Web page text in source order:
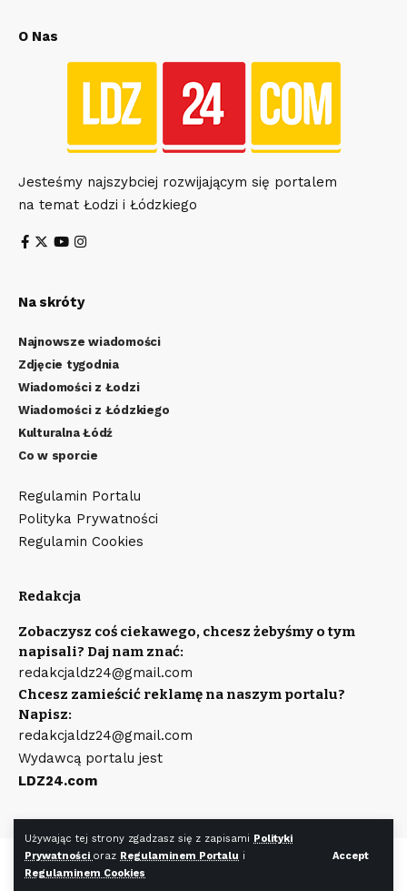
Używając tej strony zgadzasz się z zapisami Polityki
Prywatności oraz Regulaminem Portalu i
Regulaminem Cookies
Accept
O Nas
Jesteśmy najszybciej rozwijającym się portalem
na temat Łodzi i Łódzkiego
Na skróty
Najnowsze wiadomości
Zdjęcie tygodnia
Wiadomości z Łodzi
Wiadomości z Łódzkiego
Kulturalna Łódź
Co w sporcie
Regulamin Portalu
Polityka Prywatności
Regulamin Cookies
Redakcja
Zobaczysz coś ciekawego, chcesz żebyśmy o tym
napisali? Daj nam znać:
redakcjaldz24@gmail.com
Chcesz zamieścić reklamę na naszym portalu?
Napisz:
redakcjaldz24@gmail.com
Wydawcą portalu jest
LDZ24.com
©LDZ24.com Wszystkie prawa zastrzeżone. Wykonanie strony